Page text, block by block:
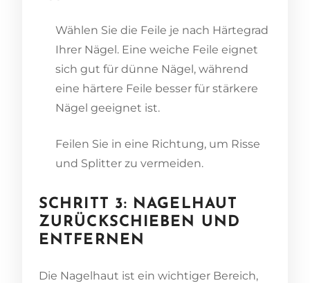
Wählen Sie die Feile je nach Härtegrad
Ihrer Nägel. Eine weiche Feile eignet
sich gut für dünne Nägel, während
eine härtere Feile besser für stärkere
Nägel geeignet ist.
Feilen Sie in eine Richtung, um Risse
und Splitter zu vermeiden.
SCHRITT 3: NAGELHAUT
ZURÜCKSCHIEBEN UND
ENTFERNEN
Die Nagelhaut ist ein wichtiger Bereich,